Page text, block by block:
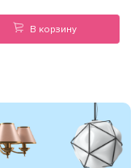
В корзину